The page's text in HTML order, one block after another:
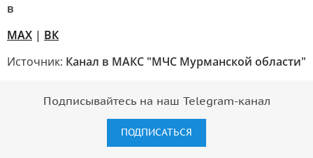
в
MAX | ВК
Источник: Канал в МАКС "МЧС Мурманской области"
Подписывайтесь на наш Telegram-канал
ПОДПИСАТЬСЯ